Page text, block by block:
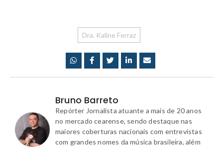
Dra. Kaline Ferraz
Bruno Barreto
Repórter Jornalista atuante a mais de 20 anos
no mercado cearense, sendo destaque nas
maiores coberturas nacionais com entrevistas
com grandes nomes da música brasileira, além